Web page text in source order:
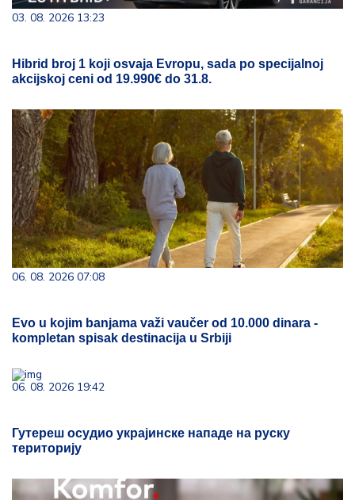
03. 08. 2026 13:23
Hibrid broj 1 koji osvaja Evropu, sada po specijalnoj
akcijskoj ceni od 19.990€ do 31.8.
06. 08. 2026 07:08
Evo u kojim banjama važi vaučer od 10.000 dinara -
kompletan spisak destinacija u Srbiji
06. 08. 2026 19:42
Гутереш осудио украјинске нападе на руску
територију